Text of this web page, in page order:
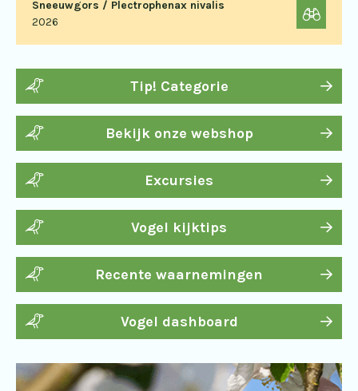
Sneeuwgors / Plectrophenax nivalis
2026
Tip! Categorie
Bekijk onze webshop
Excursies
Vogel kijktips
Recente waarnemingen
Vogel dashboard